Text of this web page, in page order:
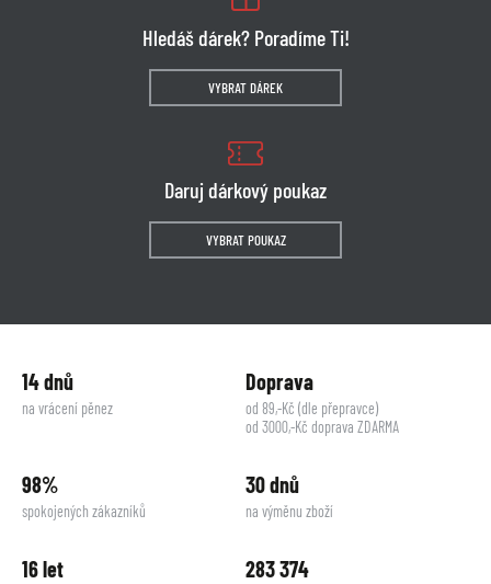
Hledáš dárek? Poradíme Ti!
VYBRAT DÁREK
Daruj dárkový poukaz
VYBRAT POUKAZ
14 dnů
na vrácení pěnez
Doprava
od 89,-Kč (dle přepravce)
od 3000,-Kč doprava ZDARMA
98%
spokojených zákazníků
30 dnů
na výměnu zboží
16 let 283 374